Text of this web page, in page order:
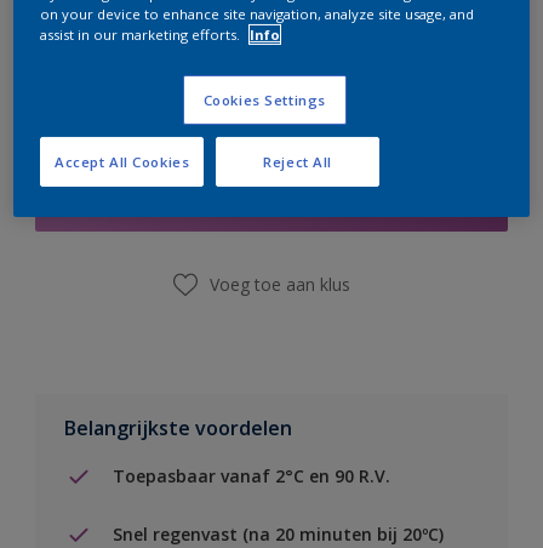
Boodschappenlijst
Voeg toe aan klus
Belangrijkste voordelen
Toepasbaar vanaf 2°C en 90 R.V.
Snel regenvast (na 20 minuten bij 20ºC)
on your device to enhance site navigation, analyze site usage, and
assist in our marketing efforts.
Info
Cookies Settings
Reject All
Accept All Cookies